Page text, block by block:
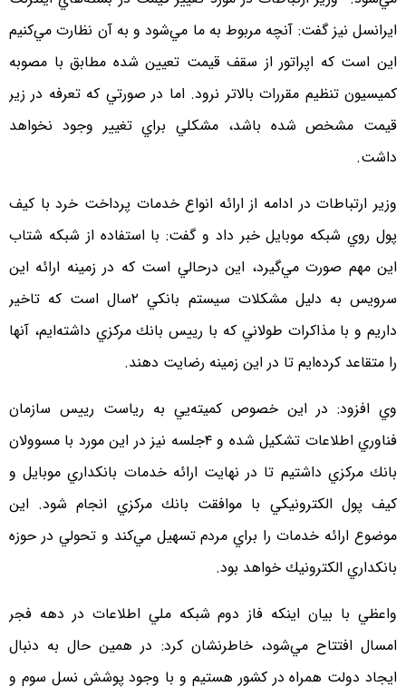
ايرانسل نيز گفت: آنچه مربوط به ما مي‌شود و به آن نظارت مي‌كنيم
اين است كه اپراتور از سقف قيمت تعيين شده مطابق با مصوبه
كميسيون تنظيم مقررات بالاتر نرود. اما در صورتي كه تعرفه در زير
قيمت مشخص شده باشد، مشكلي براي تغيير وجود نخواهد
داشت.
وزير ارتباطات در ادامه از ارائه انواع خدمات پرداخت خرد با كيف
پول روي شبكه موبايل خبر داد و گفت: با استفاده از شبكه شتاب
اين مهم صورت مي‌گيرد، اين درحالي است كه در زمينه ارائه اين
سرويس به دليل مشكلات سيستم بانكي ۲سال است كه تاخير
داريم و با مذاكرات طولاني كه با رييس بانك مركزي داشته‌ايم، آنها
را متقاعد كرده‌ايم تا در اين زمينه رضايت دهند.
وي افزود: در اين خصوص كميته‌يي به رياست رييس سازمان
فناوري اطلاعات تشكيل شده و ۴جلسه نيز در اين مورد با مسوولان
بانك مركزي داشتيم تا در نهايت ارائه خدمات بانكداري موبايل و
كيف پول الكترونيكي با موافقت بانك مركزي انجام شود. اين
موضوع ارائه خدمات را براي مردم تسهيل مي‌كند و تحولي در حوزه
بانكداري الكترونيك خواهد بود.
واعظي با بيان اينكه فاز دوم شبكه ملي اطلاعات در دهه فجر
امسال افتتاح مي‌شود، خاطرنشان كرد: در همين حال به دنبال
ايجاد دولت همراه در كشور هستيم و با وجود پوشش نسل سوم و